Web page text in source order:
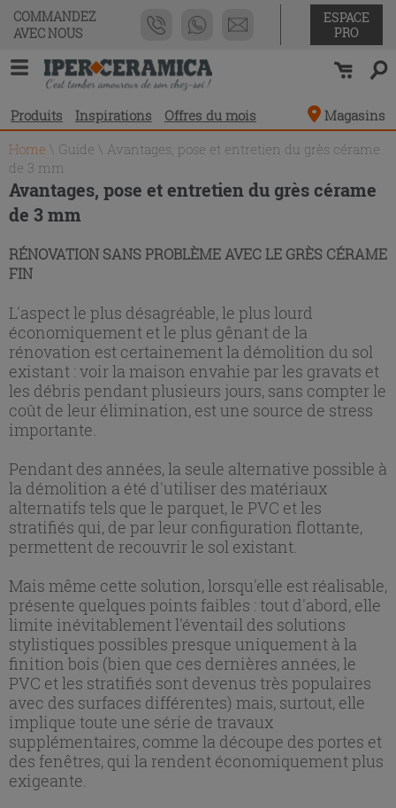
COMMANDEZ
AVEC NOUS
ESPACE
PRO
Produits Inspirations Offres du mois
Magasins
Home \ Guide \ Avantages, pose et entretien du grès cérame
de 3 mm
Avantages, pose et entretien du grès cérame
de 3 mm
RÉNOVATION SANS PROBLÈME AVEC LE GRÈS CÉRAME
FIN
L'aspect le plus désagréable, le plus lourd
économiquement et le plus gênant de la
rénovation est certainement la démolition du sol
existant : voir la maison envahie par les gravats et
les débris pendant plusieurs jours, sans compter le
coût de leur élimination, est une source de stress
importante.
Pendant des années, la seule alternative possible à
la démolition a été d'utiliser des matériaux
alternatifs tels que le parquet, le PVC et les
stratifiés qui, de par leur configuration flottante,
permettent de recouvrir le sol existant.
Mais même cette solution, lorsqu'elle est réalisable,
présente quelques points faibles : tout d'abord, elle
limite inévitablement l'éventail des solutions
stylistiques possibles presque uniquement à la
finition bois (bien que ces dernières années, le
PVC et les stratifiés sont devenus très populaires
avec des surfaces différentes) mais, surtout, elle
implique toute une série de travaux
supplémentaires, comme la découpe des portes et
des fenêtres, qui la rendent économiquement plus
exigeante.